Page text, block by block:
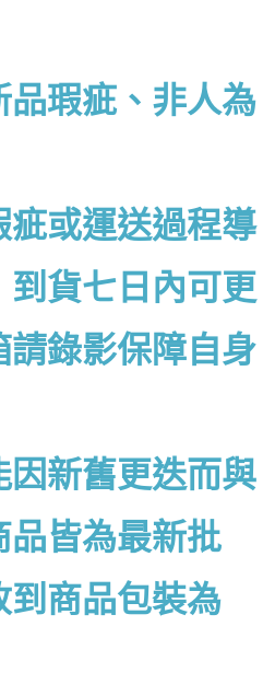
品瑕疵、非人為
疵或運送過程導
到貨七日內可更
請錄影保障自身
因新舊更迭而與
品皆為最新批
到商品包裝為